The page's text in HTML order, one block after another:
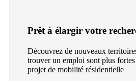
Prêt à élargir votre
Découvrez de nouveaux
trouver un emploi sont plus
projet de mobilité résidentielle